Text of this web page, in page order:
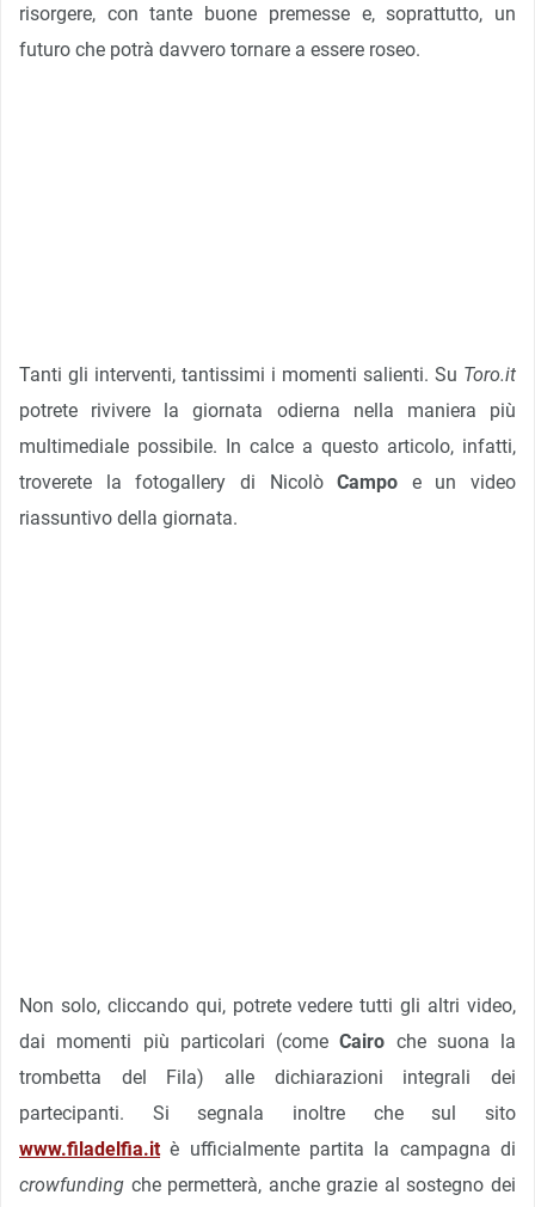
risorgere, con tante buone premesse e, soprattutto, un
futuro che potrà davvero tornare a essere roseo.
Tanti gli interventi, tantissimi i momenti salienti. Su Toro.it
potrete rivivere la giornata odierna nella maniera più
multimediale possibile. In calce a questo articolo, infatti,
troverete la fotogallery di NicolòCampo e un video
riassuntivo della giornata.
Non solo, cliccando qui, potrete vedere tutti gli altri video,
dai momenti più particolari (comeCairo che suona la
trombetta del Fila) alle dichiarazioni integrali dei
partecipanti. Si segnala inoltre che sul sito
www.filadelfia.itè ufficialmente partita la campagna di
crowfunding che permetterà, anche grazie al sostegno dei